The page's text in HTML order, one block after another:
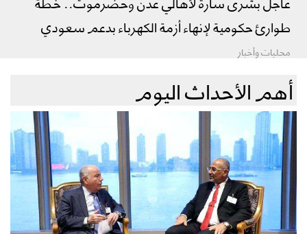
طوارئ حكومية لإنهاء أزمة الكهرباء بدعم سعودي
محليات وأخبار
أهم الأحداث اليوم